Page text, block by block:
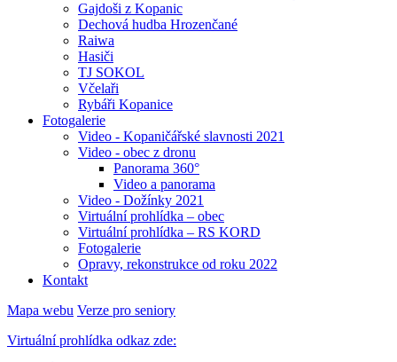
Gajdoši z Kopanic
Dechová hudba Hrozenčané
Raiwa
Hasiči
TJ SOKOL
Včelaři
Rybáři Kopanice
Fotogalerie
Video - Kopaničářské slavnosti 2021
Video - obec z dronu
Panorama 360°
Video a panorama
Video - Dožínky 2021
Virtuální prohlídka – obec
Virtuální prohlídka – RS KORD
Fotogalerie
Opravy, rekonstrukce od roku 2022
Kontakt
Mapa webu Verze pro seniory
Virtuální prohlídka odkaz zde: